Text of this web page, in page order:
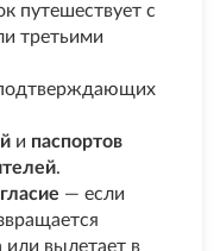
путешествует с
третьими
и паспортов
.
— если
или вылетает в